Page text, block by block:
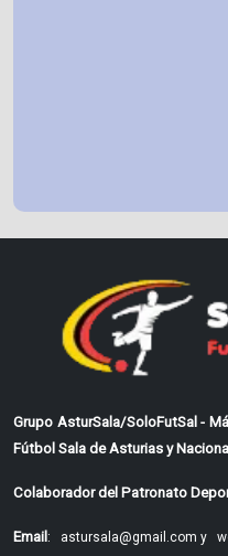
Grupo AsturSala/SoloFutSal -
Fútbol Sala de Asturias y Nacional
Colaborador del Patronato
Email : astursala@gmail.com y